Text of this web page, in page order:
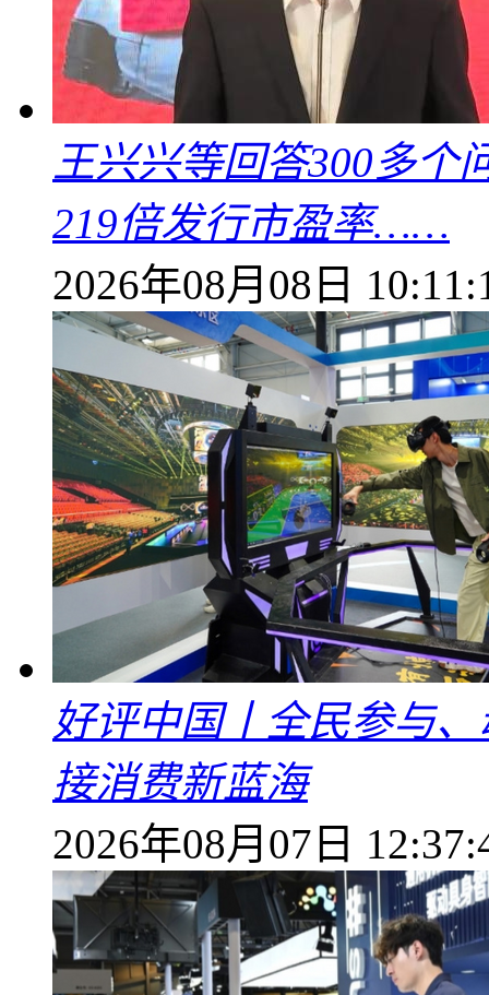
王兴兴等回答300多个
219倍发行市盈率……
2026年08月08日
好评中国丨全民参与
接消费新蓝海
2026年08月07日